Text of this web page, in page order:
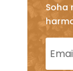
Soha